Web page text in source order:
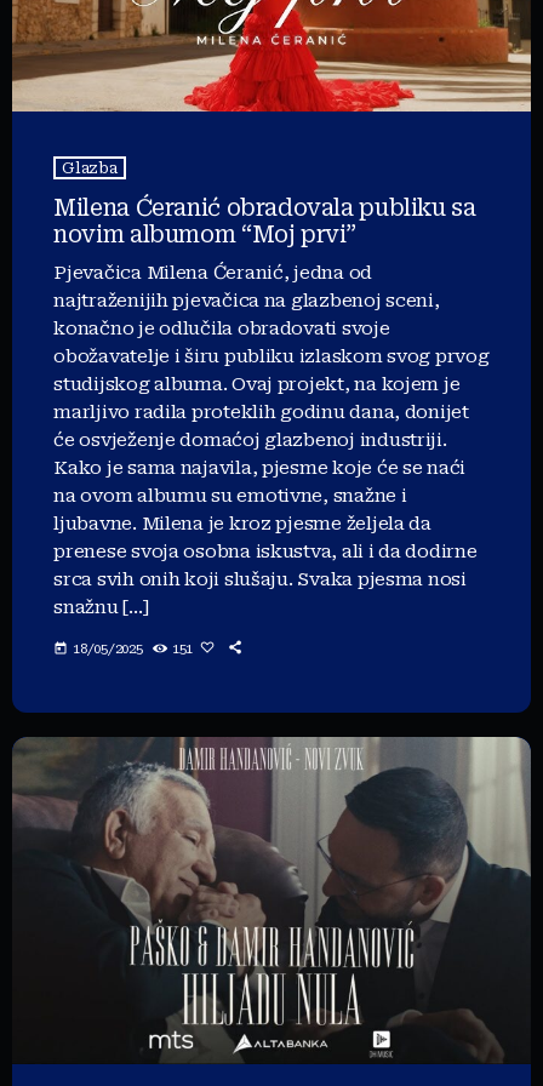
Glazba
Milena Ćeranić obradovala publiku sa
novim albumom “Moj prvi”
Pjevačica Milena Ćeranić, jedna od
najtraženijih pjevačica na glazbenoj sceni,
konačno je odlučila obradovati svoje
obožavatelje i širu publiku izlaskom svog prvog
studijskog albuma. Ovaj projekt, na kojem je
marljivo radila proteklih godinu dana, donijet
će osvježenje domaćoj glazbenoj industriji.
Kako je sama najavila, pjesme koje će se naći
na ovom albumu su emotivne, snažne i
ljubavne. Milena je kroz pjesme željela da
prenese svoja osobna iskustva, ali i da dodirne
srca svih onih koji slušaju. Svaka pjesma nosi
snažnu […]
today 18/05/2025 151